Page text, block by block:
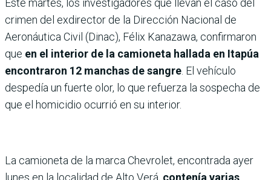
Este martes, los investigadores que llevan el caso del
crimen del exdirector de la Dirección Nacional de
Aeronáutica Civil (Dinac), Félix Kanazawa, confirmaron
que en el interior de la camioneta hallada en Itapúa
encontraron 12 manchas de sangre . El vehículo
despedía un fuerte olor, lo que refuerza la sospecha de
que el homicidio ocurrió en su interior.
La camioneta de la marca Chevrolet, encontrada ayer
lunes en la localidad de Alto Verá, contenía varias